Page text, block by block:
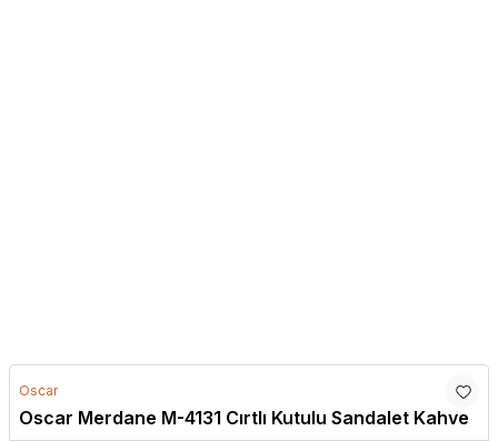
Oscar
Oscar Merdane M-4131 Cırtlı Kutulu Sandalet Kahve